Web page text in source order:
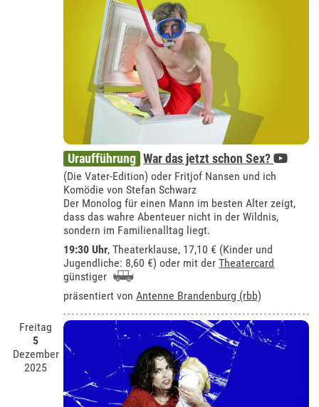
Uraufführung War das jetzt schon Sex?
(Die Vater-Edition) oder Fritjof Nansen und ich
Komödie von Stefan Schwarz
Der Monolog für einen Mann im besten Alter zeigt,
dass das wahre Abenteuer nicht in der Wildnis,
sondern im Familienalltag liegt.
19:30 Uhr,Theaterklause, 17,10 € (Kinder und
Jugendliche: 8,60 €) oder mit derTheatercard
günstiger
präsentiert vonAntenne Brandenburg (rbb)
Freitag
5
Dezember
2025